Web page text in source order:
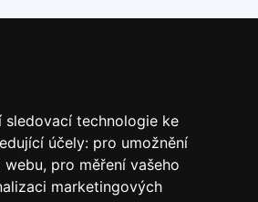
technologie ke
účely: pro umožnění
webu, pro měření vašeho
marketingových